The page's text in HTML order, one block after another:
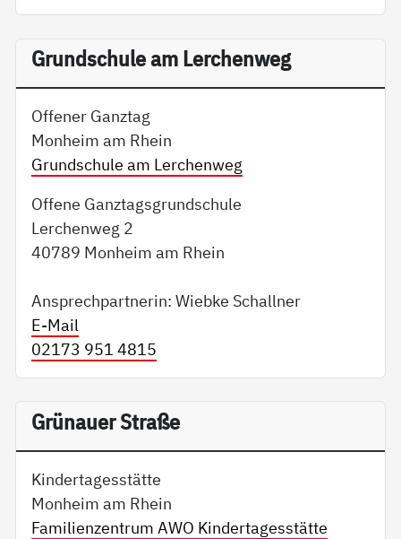
Grundschule am Lerchenweg
Offener Ganztag
Monheim am Rhein
Grundschule am Lerchenweg
Offene Ganztagsgrundschule
Lerchenweg 2
40789 Monheim am Rhein
Ansprechpartnerin: Wiebke Schallner
E-Mail
02173 951 4815
Grünauer Straße
Kindertagesstätte
Monheim am Rhein
Familienzentrum AWO Kindertagesstätte